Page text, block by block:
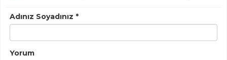
Adınız Soyadınız *
Yorum